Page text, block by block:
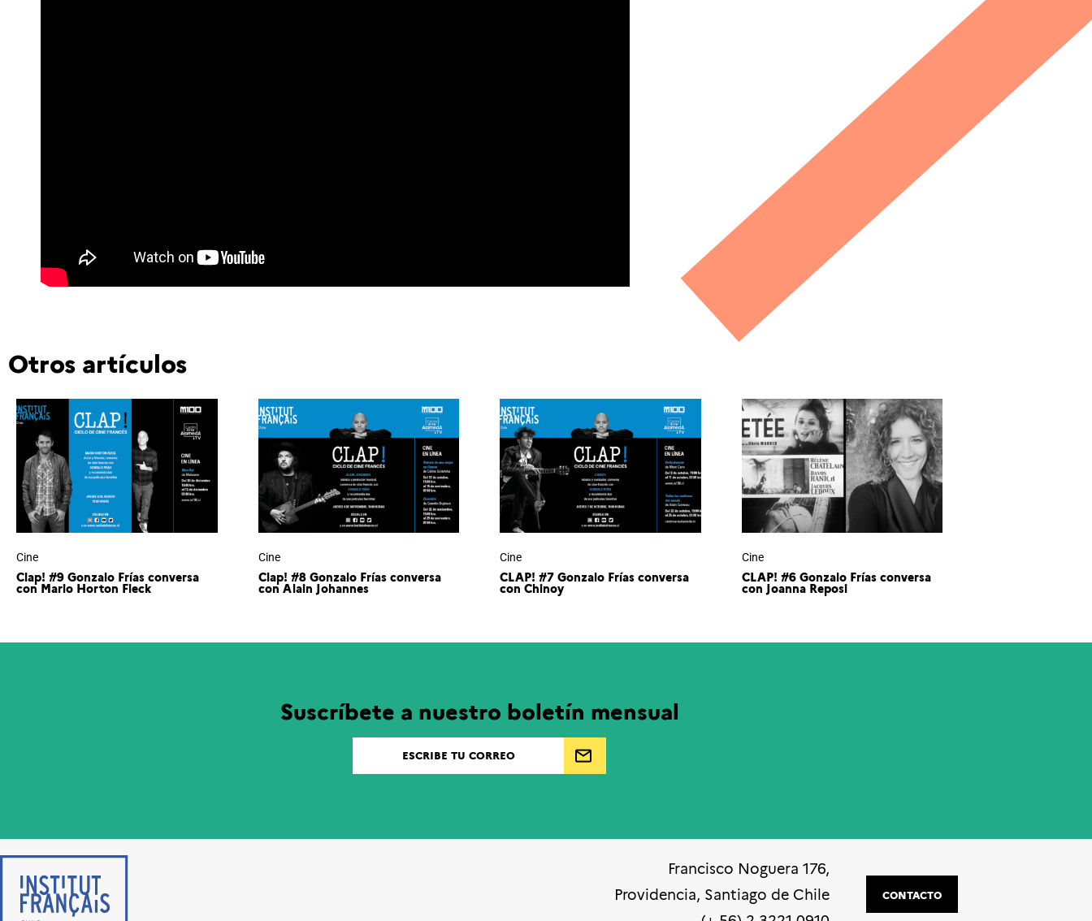
Otros artículos
Cine
Clap! #9 Gonzalo Frías conversa
con Mario Horton Fleck
Cine
Clap! #8 Gonzalo Frías conversa
con Alain Johannes
Cine
CLAP! #7 Gonzalo Frías conversa
con Chinoy
Cine
CLAP! #6 Gonzalo Frías conversa
con Joanna Reposi
Suscríbete a nuestro boletín mensual
Francisco Noguera 176,
Providencia, Santiago de Chile
CONTACTO